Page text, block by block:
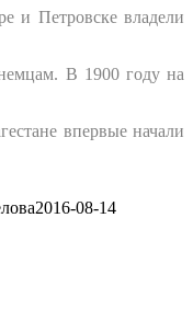
и Петровске владели
В 1900 году на
впервые начали
2016-08-14